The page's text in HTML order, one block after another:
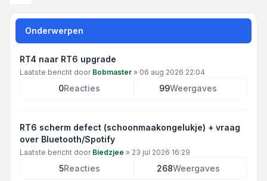
Onderwerpen
RT4 naar RT6 upgrade
Laatste bericht door Bobmaster » 06 aug 2026 22:04
0Reacties 99Weergaves
RT6 scherm defect (schoonmaakongelukje) + vraag
over Bluetooth/Spotify
Laatste bericht door Biedzjee » 23 jul 2026 16:29
5Reacties 268Weergaves